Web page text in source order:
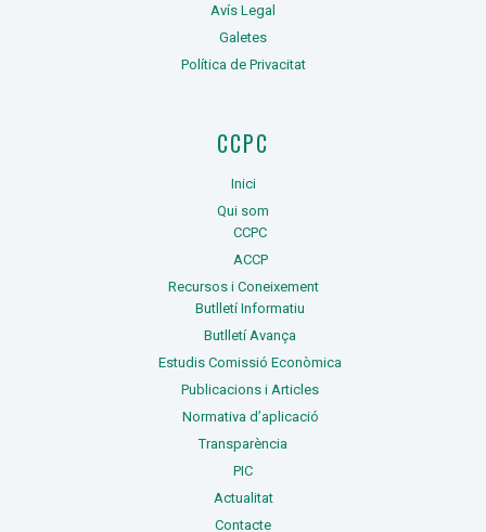
Avís Legal
Galetes
Política de Privacitat
CCPC
Inici
Qui som
CCPC
ACCP
Recursos i Coneixement
Butlletí Informatiu
Butlletí Avança
Estudis Comissió Econòmica
Publicacions i Articles
Normativa d’aplicació
Transparència
PIC
Actualitat
Contacte